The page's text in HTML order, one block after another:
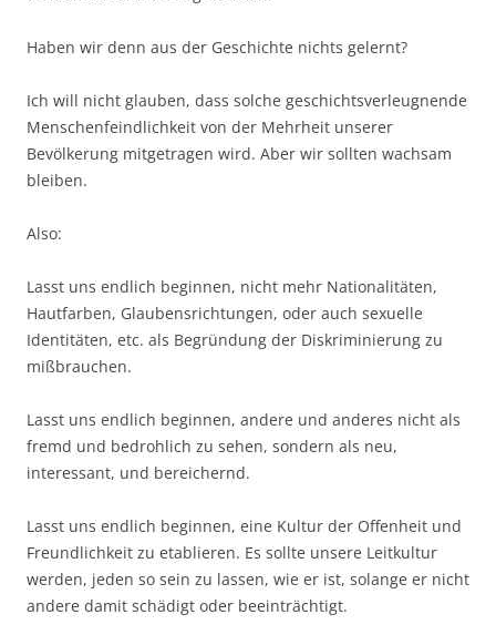
Haben wir denn aus der Geschichte nichts gelernt?
Ich will nicht glauben, dass solche geschichtsverleugnende
Menschenfeindlichkeit von der Mehrheit unserer
Bevölkerung mitgetragen wird. Aber wir sollten wachsam
bleiben.
Also:
Lasst uns endlich beginnen, nicht mehr Nationalitäten,
Hautfarben, Glaubensrichtungen, oder auch sexuelle
Identitäten, etc. als Begründung der Diskriminierung zu
mißbrauchen.
Lasst uns endlich beginnen, andere und anderes nicht als
fremd und bedrohlich zu sehen, sondern als neu,
interessant, und bereichernd.
Lasst uns endlich beginnen, eine Kultur der Offenheit und
Freundlichkeit zu etablieren. Es sollte unsere Leitkultur
werden, jeden so sein zu lassen, wie er ist, solange er nicht
andere damit schädigt oder beeinträchtigt.